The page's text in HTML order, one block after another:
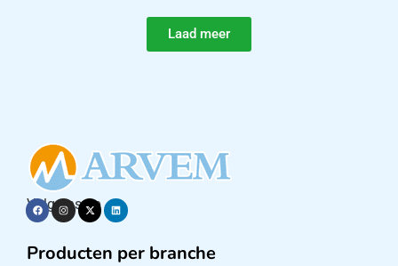
Laad meer
Volg ons op
Producten per branche